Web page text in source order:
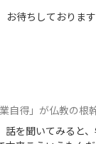
お待ちしておりま
が仏教の根幹? 本当の
を聞いてみると